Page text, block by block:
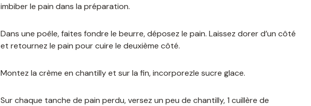
imbiber le pain dans la préparation.
Dans une poêle, faites fondre le beurre, déposez le pain. Laissez dorer d’un côté
et retournez le pain pour cuire le deuxième côté.
Montez la crème en chantilly et sur la fin, incorporezle sucre glace.
Sur chaque tanche de pain perdu, versez un peu de chantilly, 1 cuillère de